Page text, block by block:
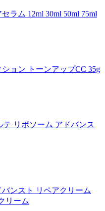
ラム 12ml 30ml 50ml 75ml
ョン トーンアップCC 35g
テ リポソーム アドバンス
ンスト リペアクリーム
リーム